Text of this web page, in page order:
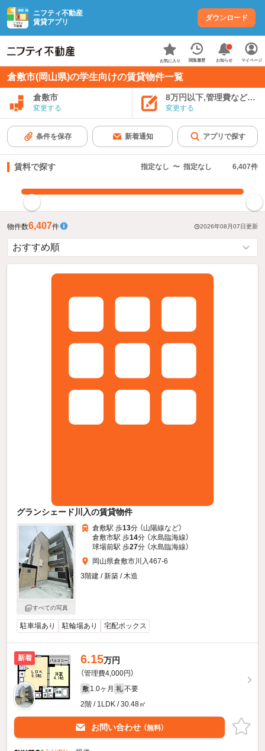
ニフティ不動産
賃貸アプリ
ダウンロード
お気に入り 閲覧履歴 お知らせ マイページ
倉敷市(岡山県)の学生向けの賃貸物件一覧
倉敷市
変更する
8万円以下,管理費など込み
変更する
条件を保存 新着通知 アプリで探す
賃料で探す 指定なし 〜 指定なし 6,407件
物件数6,407件 2026年08月07日更新
グランシェード川入の賃貸物件
すべての写真
倉敷駅 歩13分 （山陽線など）
倉敷市駅 歩14分 （水島臨海線）
球場前駅 歩27分 （水島臨海線）
岡山県倉敷市川入467-6
3階建 / 新築 / 木造
駐車場あり 駐輪場あり 宅配ボックス
新着 6.15万円
（管理費4,000円）
敷 1.0ヶ月 礼 不要
2階 / 1LDK / 30.48㎡
お問い合わせ （無料）